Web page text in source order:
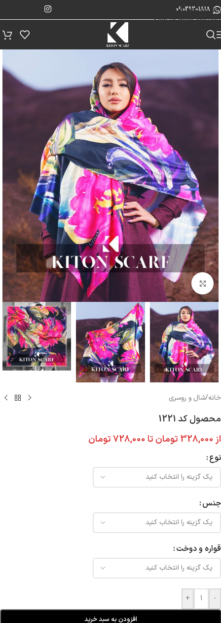
Skip to navigation
Skip to main content
09029201818
بزرگنمایی تصویر
خانه/شال و روسری
محصول کد 1221
از 328,000 تومان تا 728,000تومان
نوع
جنس
قواره و دوخت
-
+
افزودن به سبد خرید